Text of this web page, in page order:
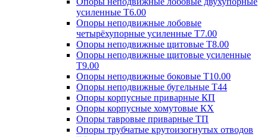
усиленные Т6.00
Опоры неподвижные лобовые
четырёхупорные усиленные Т7.00
Опоры неподвижные щитовые Т8.00
Опоры неподвижные щитовые усиленные
Т9.00
Опоры неподвижные боковые Т10.00
Опоры неподвижные бугельные Т44
Опоры корпусные приварные КП
Опоры корпусные хомутовые КХ
Опоры тавровые приварные ТП
Опоры трубчатые крутоизогнутых отводов